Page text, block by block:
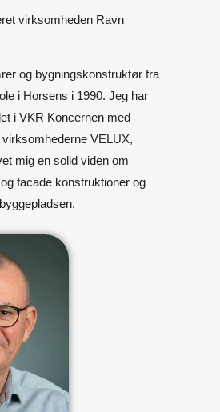
virksomheden Ravn
og bygningskonstruktør fra
i Horsens i 1990. Jeg har
i VKR Koncernen med
VELUX,
mig en solid viden om
facade konstruktioner og